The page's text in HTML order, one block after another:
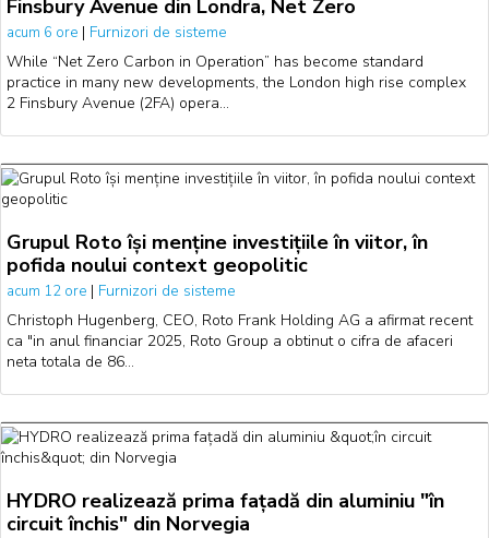
Finsbury Avenue din Londra, Net Zero
acum 6 ore | Furnizori de sisteme
While “Net Zero Carbon in Operation” has become standard
practice in many new developments, the London high rise complex
2 Finsbury Avenue (2FA) opera…
Grupul Roto își menține investițiile în viitor, în
pofida noului context geopolitic
acum 12 ore | Furnizori de sisteme
Christoph Hugenberg, CEO, Roto Frank Holding AG a afirmat recent
ca "in anul financiar 2025, Roto Group a obtinut o cifra de afaceri
neta totala de 86…
HYDRO realizează prima fațadă din aluminiu "în
circuit închis" din Norvegia